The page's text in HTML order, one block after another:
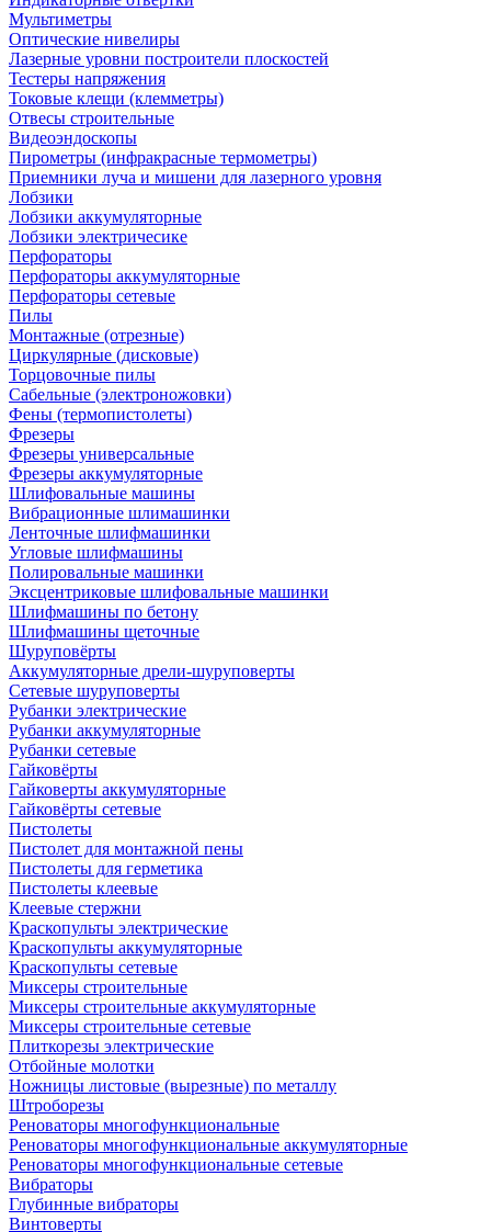
Мультиметры
Оптические нивелиры
Лазерные уровни построители плоскостей
Тестеры напряжения
Токовые клещи (клемметры)
Отвесы строительные
Видеоэндоскопы
Пирометры (инфракрасные термометры)
Приемники луча и мишени для лазерного уровня
Лобзики
Лобзики аккумуляторные
Лобзики электричесике
Перфораторы
Перфораторы аккумуляторные
Перфораторы сетевые
Пилы
Монтажные (отрезные)
Циркулярные (дисковые)
Торцовочные пилы
Сабельные (электроножовки)
Фены (термопистолеты)
Фрезеры
Фрезеры универсальные
Фрезеры аккумуляторные
Шлифовальные машины
Вибрационные шлимашинки
Ленточные шлифмашинки
Угловые шлифмашины
Полировальные машинки
Эксцентриковые шлифовальные машинки
Шлифмашины по бетону
Шлифмашины щеточные
Шуруповёрты
Аккумуляторные дрели-шуруповерты
Сетевые шуруповерты
Рубанки электрические
Рубанки аккумуляторные
Рубанки сетевые
Гайковёрты
Гайковерты аккумуляторные
Гайковёрты сетевые
Пистолеты
Пистолет для монтажной пены
Пистолеты для герметика
Пистолеты клеевые
Клеевые стержни
Краскопульты электрические
Краскопульты аккумуляторные
Краскопульты сетевые
Миксеры строительные
Миксеры строительные аккумуляторные
Миксеры строительные сетевые
Плиткорезы электрические
Отбойные молотки
Ножницы листовые (вырезные) по металлу
Штроборезы
Реноваторы многофункциональные
Реноваторы многофункциональные аккумуляторные
Реноваторы многофункциональные сетевые
Вибраторы
Глубинные вибраторы
Винтоверты